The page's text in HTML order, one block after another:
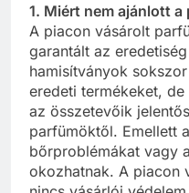
1. Miért nem ajánlott
A piacon vásárolt
garantált az
hamisítványok
eredeti termékeket,
az összetevőik
parfümöktől. Emellett
bőrproblémákat vagy
okozhatnak. A piacon